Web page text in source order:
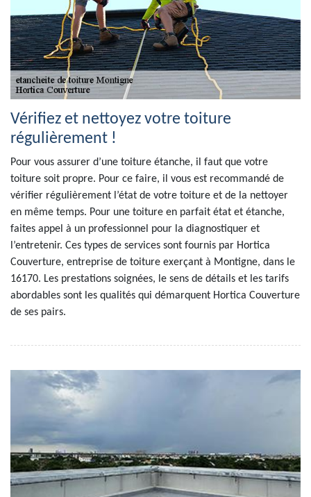
Vérifiez et nettoyez votre toiture
régulièrement !
Pour vous assurer d’une toiture étanche, il faut que votre
toiture soit propre. Pour ce faire, il vous est recommandé de
vérifier régulièrement l’état de votre toiture et de la nettoyer
en même temps. Pour une toiture en parfait état et étanche,
faites appel à un professionnel pour la diagnostiquer et
l’entretenir. Ces types de services sont fournis par Hortica
Couverture, entreprise de toiture exerçant à Montigne, dans le
16170. Les prestations soignées, le sens de détails et les tarifs
abordables sont les qualités qui démarquent Hortica Couverture
de ses pairs.